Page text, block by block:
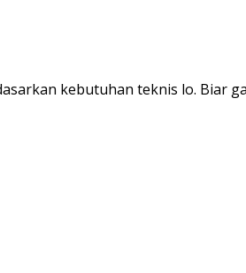
kebutuhan teknis lo. Biar